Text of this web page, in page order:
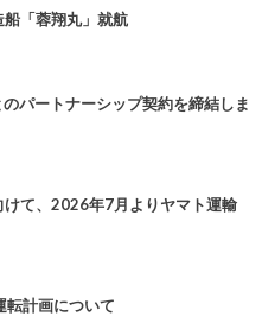
「蓉翔丸」就航
パートナーシップ契約を締結しま
けて、2026年7月よりヤマト運輸
転計画について